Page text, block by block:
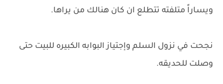
ويساراً متلفته تتطلع ان كان هنالك من يراها.
نجحت في نزول السلم وإجتياز البوابه الكبيره للبيت حتى
وصلت للحديقه.